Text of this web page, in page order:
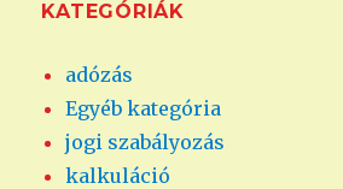
KATEGÓRIÁK
adózás
Egyéb kategória
jogi szabályozás
kalkuláció